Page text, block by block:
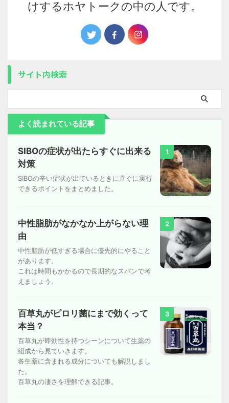
けするホヤトークの中の人です。
サイト内検索
よく読まれている記事
1
SIBOの症状が出たらすぐに出来る
対策
SIBOの辛い症状が出ているときに直ぐに実行
できるポイントをまとめました。
2
中性脂肪がなかなか上がらない理
由
中性脂肪が低すぎる場合に優先的にやること
があります。
これは時間もかかるので長期的なスパンで考
えましょう。
3
百草丸がピロリ菌にまで効くって
本当？
百草丸が即効性を持つシーンについて生薬の
組成から見ていきます。
各生薬に含まれる成分についても解説しまし
た。
百草丸の凄さを理解できる記事。